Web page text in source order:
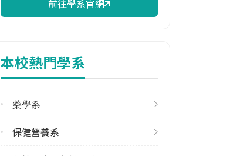
修輔系人數
113學年度上學期
6
前往學系官網
本校熱門學系
藥學系
保健營養系